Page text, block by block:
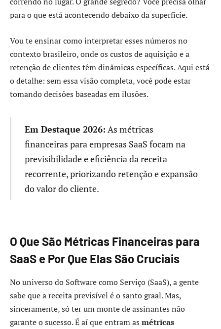
para o que está acontecendo debaixo da superfície.
Vou te ensinar como interpretar esses números no
contexto brasileiro, onde os custos de aquisição e a
retenção de clientes têm dinâmicas específicas. Aqui está
o detalhe: sem essa visão completa, você pode estar
tomando decisões baseadas em ilusões.
Em Destaque 2026: As métricas
financeiras para empresas SaaS focam na
previsibilidade e eficiência da receita
recorrente, priorizando retenção e expansão
do valor do cliente.
O Que São Métricas Financeiras para
SaaS e Por Que Elas São Cruciais
No universo do Software como Serviço (SaaS), a gente
sabe que a receita previsível é o santo graal. Mas,
sinceramente, só ter um monte de assinantes não
garante o sucesso. É aí que entram as métricas